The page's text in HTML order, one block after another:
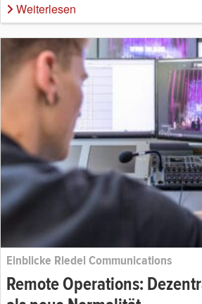
Weiterlesen
Einblicke Riedel Communications
Remote Operations: